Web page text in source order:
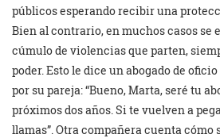
públicos esperando recibir una
Bien al contrario, en muchos casos se
cúmulo de violencias que parten,
poder. Esto le dice un abogado de
por su pareja: “Bueno, Marta, seré tu
próximos dos años. Si te vuelven a
llamas”. Otra compañera cuenta cómo